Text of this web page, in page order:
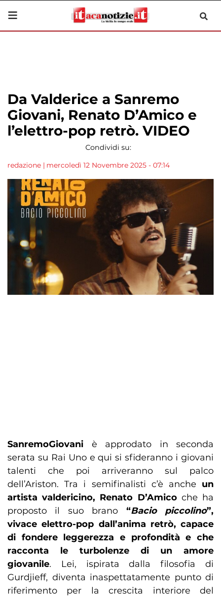
Da Valderice a Sanremo
Giovani, Renato D’Amico e
l’elettro-pop retrò. VIDEO
Condividi su:
redazione | mercoledì 12 Novembre 2025 - 07:14
SanremoGiovani è approdato in seconda
serata su Rai Uno e qui si sfideranno i giovani
talenti che poi arriveranno sul palco
dell’Ariston. Tra i semifinalisti c’è anche un
artista valdericino, Renato D’Amico che ha
proposto il suo brano “Bacio piccolino”,
vivace elettro-pop dall’anima retrò, capace
di fondere leggerezza e profondità e che
racconta le turbolenze di un amore
giovanile. Lei, ispirata dalla filosofia di
Gurdjieff, diventa inaspettatamente punto di
riferimento per la crescita interiore del